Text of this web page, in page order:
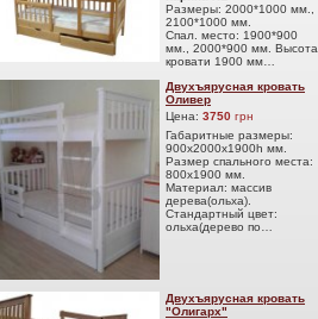
Размеры: 2000*1000 мм.,
2100*1000 мм.
Спал. место: 1900*900
мм., 2000*900 мм. Высота
кровати 1900 мм…
Двухъярусная кровать
Оливер
Цена: 3750 грн
Габаритные размеры:
900х2000х1900h мм.
Размер спального места:
800х1900 мм.
Материал: массив
дерева(ольха).
Стандартный цвет:
ольха(дерево по…
Двухъярусная кровать
"Олигарх"